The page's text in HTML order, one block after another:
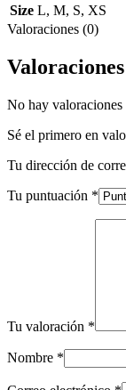
Size L, M, S, XS
Valoraciones (0)
Valoraciones
No hay valoraciones
Sé el primero en
Tu dirección de
Tu puntuación *
Tu valoración *
Nombre *